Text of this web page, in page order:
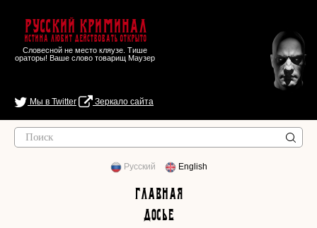
Русский Криминал
Истина любит действовать открыто
Словесной не место кляузе. Тише
ораторы! Ваше слово товарищ Маузер
Мы в Twitter Зеркало сайта
Русский English
Главная
Досье